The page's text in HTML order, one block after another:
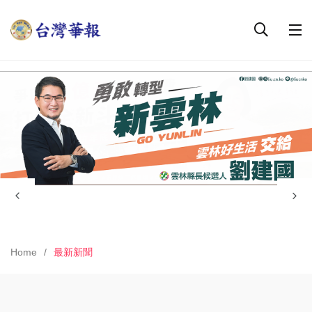
Home 最新新聞